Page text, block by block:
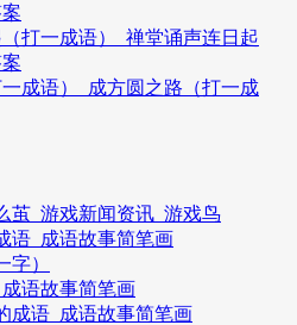
打一成语）_禅堂诵声连日起
成语）_成方圆之路（打一成
茧_游戏新闻资讯_游戏鸟
语_成语故事简笔画
字）
语故事简笔画
成语_成语故事简笔画